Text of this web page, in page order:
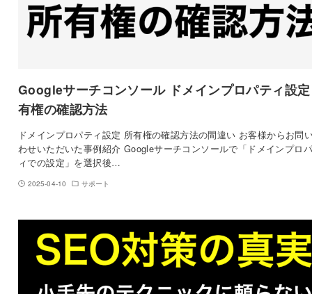
Googleサーチコンソール ドメインプロパティ設
有権の確認方法
ドメインプロパティ設定 所有権の確認方法の間違い お客様からお問
わせいただいた事例紹介 Googleサーチコンソールで「ドメインプロ
ィでの設定」を選択後…
2025-04-10 サポート